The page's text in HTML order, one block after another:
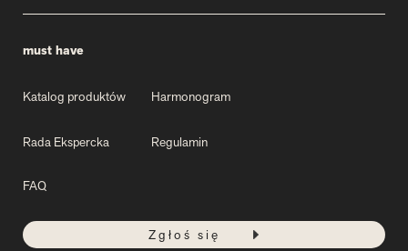
must have
Katalog produktów Harmonogram
Rada Ekspercka Regulamin
FAQ
Zgłoś się